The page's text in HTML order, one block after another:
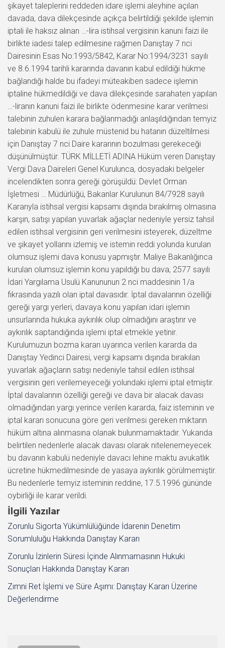
şikayet taleplerini reddeden idare işlemi aleyhine açılan
davada, dava dilekçesinde açıkça belirtildiği şekilde işlemin
iptali ile haksız alınan …-lira istihsal vergisinin kanuni faizi ile
birlikte iadesi talep edilmesine rağmen Danıştay 7 nci
Dairesinin Esas No:1993/5842, Karar No:1994/3231 sayılı
ve 8.6.1994 tarihli kararında davanın kabul edildiği hükme
bağlandığı halde bu ifadeyi müteakiben sadece işlemin
iptaline hükmedildiği ve dava dilekçesinde sarahaten yapılan
…-liranın kanuni faizi ile birlikte ödenmesine karar verilmesi
talebinin zuhulen karara bağlanmadığı anlaşıldığından temyiz
talebinin kabulü ile zuhule müstenid bu hatanın düzeltilmesi
için Danıştay 7 nci Daire kararının bozulması gerekeceği
düşünülmüştür. TÜRK MİLLETİ ADINA Hüküm veren Danıştay
Vergi Dava Daireleri Genel Kurulunca, dosyadaki belgeler
incelendikten sonra gereği görüşüldü: Devlet Orman
İşletmesi … Müdürlüğü, Bakanlar Kurulunun 84/7928 sayılı
Kararıyla istihsal vergisi kapsamı dışında bırakılmış olmasına
karşın, satışı yapılan yuvarlak ağaçlar nedeniyle yersiz tahsil
edilen istihsal vergisinin geri verilmesini isteyerek, düzeltme
ve şikayet yollarını izlemiş ve istemin reddi yolunda kurulan
olumsuz işlemi dava konusu yapmıştır. Maliye Bakanlığınca
kurulan olumsuz işlemin konu yapıldığı bu dava, 2577 sayılı
İdari Yargılama Usulü Kanununun 2 nci maddesinin 1/a
fıkrasında yazılı olan iptal davasıdır. İptal davalarının özelliği
gereği yargı yerleri, davaya konu yapılan idari işlemin
unsurlarında hukuka aykırılık olup olmadığını araştırır ve
aykırılık saptandığında işlemi iptal etmekle yetinir.
Kurulumuzun bozma kararı uyarınca verilen kararda da
Danıştay Yedinci Dairesi, vergi kapsamı dışında bırakılan
yuvarlak ağaçların satışı nedeniyle tahsil edilen istihsal
vergisinin geri verilemeyeceği yolundaki işlemi iptal etmiştir.
İptal davalarının özelliği gereği ve dava bir alacak davası
olmadığından yargı yerince verilen kararda, faiz isteminin ve
iptal kararı sonucuna göre geri verilmesi gereken miktarın
hüküm altına alınmasına olanak bulunmamaktadır. Yukarıda
belirtilen nedenlerle alacak davası olarak nitelenemeyecek
bu davanın kabulü nedeniyle davacı lehine maktu avukatlık
ücretine hükmedilmesinde de yasaya aykırılık görülmemiştir.
Bu nedenlerle temyiz isteminin reddine, 17.5.1996 gününde
oybirliği ile karar verildi.
İlgili Yazılar
Zorunlu Sigorta Yükümlülüğünde İdarenin Denetim
Sorumluluğu Hakkında Danıştay Kararı
Zorunlu İzinlerin Süresi İçinde Alınmamasının Hukuki
Sonuçları Hakkında Danıştay Kararı
Zımni Ret İşlemi ve Süre Aşımı: Danıştay Kararı Üzerine
Değerlendirme